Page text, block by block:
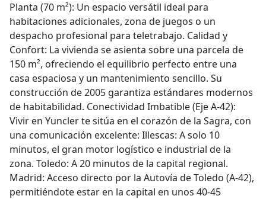
Planta (70 m²): Un espacio versátil ideal para
habitaciones adicionales, zona de juegos o un
despacho profesional para teletrabajo. Calidad y
Confort: La vivienda se asienta sobre una parcela de
150 m², ofreciendo el equilibrio perfecto entre una
casa espaciosa y un mantenimiento sencillo. Su
construcción de 2005 garantiza estándares modernos
de habitabilidad. Conectividad Imbatible (Eje A-42):
Vivir en Yuncler te sitúa en el corazón de la Sagra, con
una comunicación excelente: Illescas: A solo 10
minutos, el gran motor logístico e industrial de la
zona. Toledo: A 20 minutos de la capital regional.
Madrid: Acceso directo por la Autovía de Toledo (A-42),
permitiéndote estar en la capital en unos 40-45